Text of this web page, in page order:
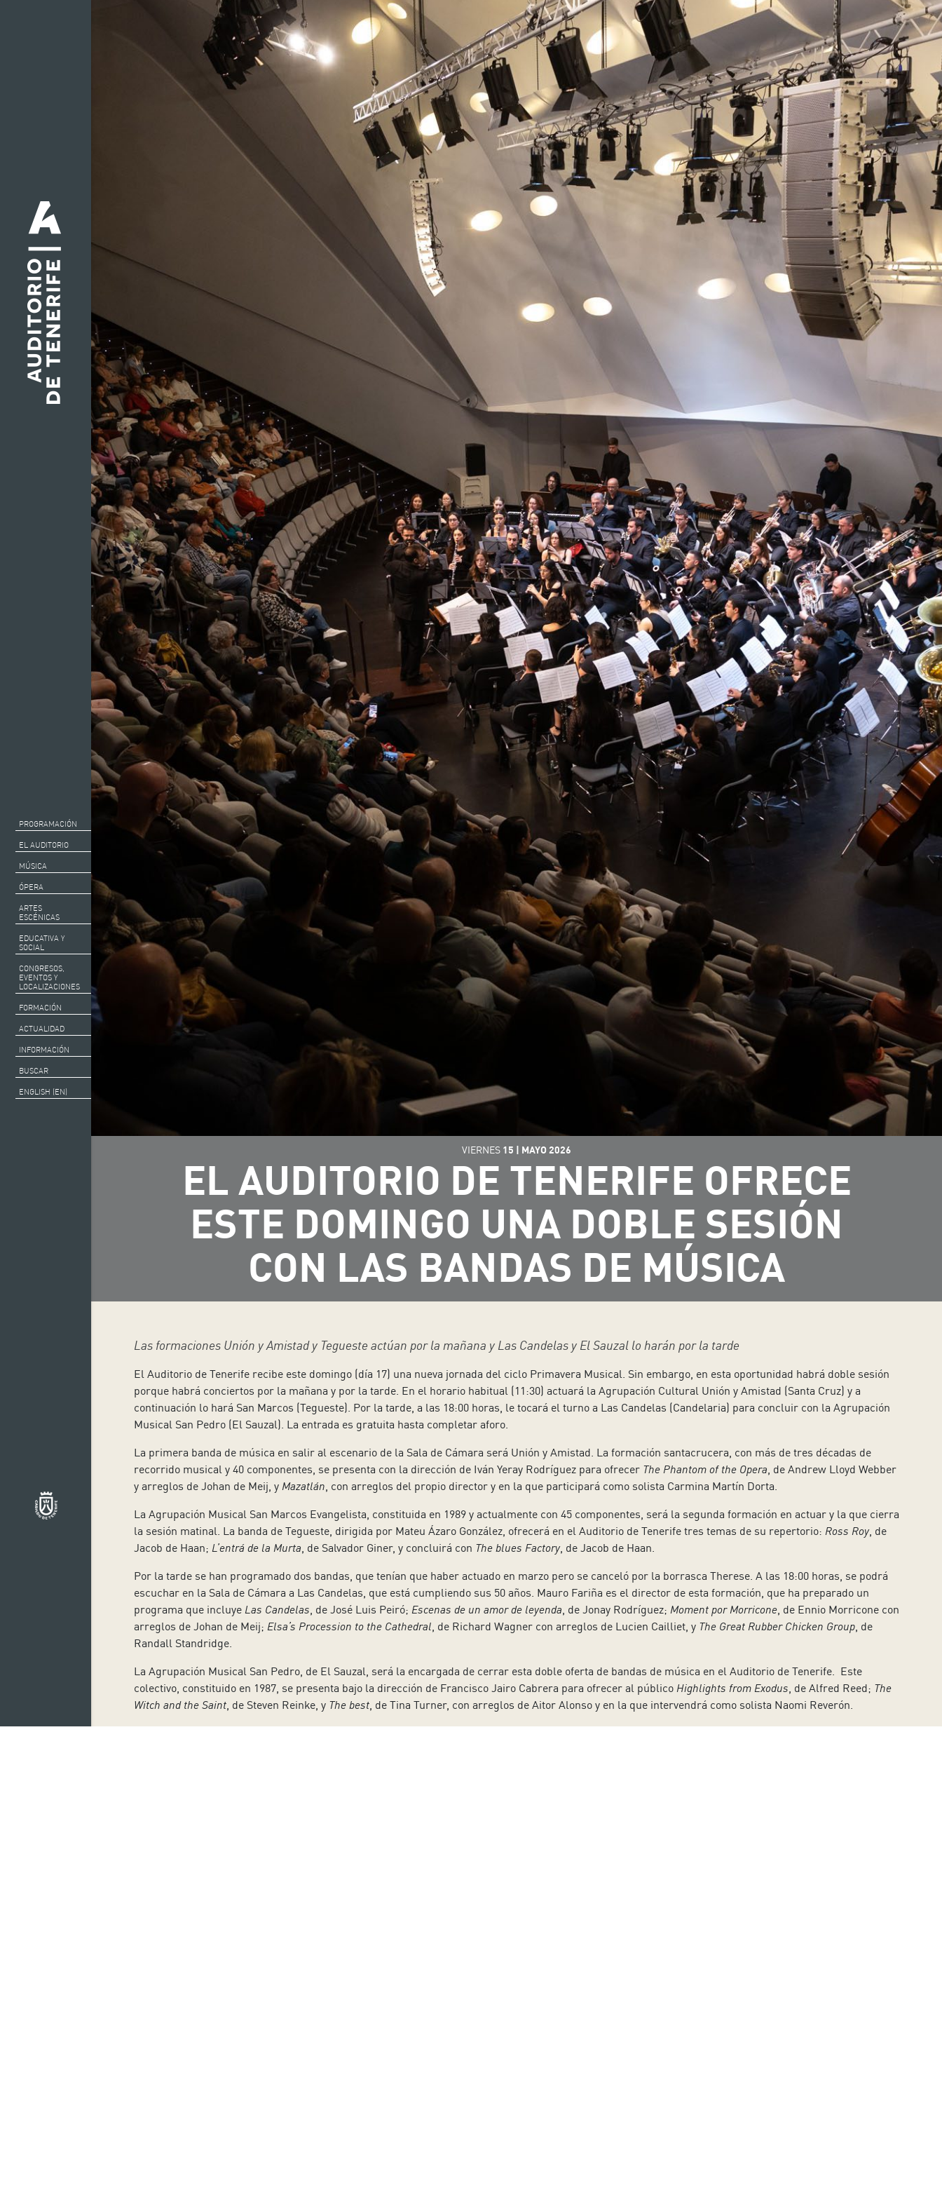
PROGRAMACIÓN
EL AUDITORIO
MÚSICA
ÓPERA
ARTES
ESCÉNICAS
EDUCATIVA Y
SOCIAL
CONGRESOS,
EVENTOS Y
LOCALIZACIONES
FORMACIÓN
ACTUALIDAD
INFORMACIÓN
BUSCAR
ENGLISH (EN)
VIERNES 15 | MAYO 2026
EL AUDITORIO DE TENERIFE OFRECE
ESTE DOMINGO UNA DOBLE SESIÓN
CON LAS BANDAS DE MÚSICA
Las formaciones Unión y Amistad y Tegueste actúan por la mañana y Las Candelas y El Sauzal lo harán por la tarde
El Auditorio de Tenerife recibe este domingo (día 17) una nueva jornada del ciclo Primavera Musical. Sin embargo, en esta oportunidad habrá doble sesión
porque habrá conciertos por la mañana y por la tarde. En el horario habitual (11:30) actuará la Agrupación Cultural Unión y Amistad (Santa Cruz) y a
continuación lo hará San Marcos (Tegueste). Por la tarde, a las 18:00 horas, le tocará el turno a Las Candelas (Candelaria) para concluir con la Agrupación
Musical San Pedro (El Sauzal). La entrada es gratuita hasta completar aforo.
La primera banda de música en salir al escenario de la Sala de Cámara será Unión y Amistad. La formación santacrucera, con más de tres décadas de
recorrido musical y 40 componentes, se presenta con la dirección de Iván Yeray Rodríguez para ofrecer The Phantom of the Opera , de Andrew Lloyd Webber
y arreglos de Johan de Meij, y Mazatlán , con arreglos del propio director y en la que participará como solista Carmina Martín Dorta.
La Agrupación Musical San Marcos Evangelista, constituida en 1989 y actualmente con 45 componentes, será la segunda formación en actuar y la que cierra
la sesión matinal. La banda de Tegueste, dirigida por Mateu Ázaro González, ofrecerá en el Auditorio de Tenerife tres temas de su repertorio: Ross Roy, de
Jacob de Haan; L’entrá de la Murta , de Salvador Giner, y concluirá con The blues Factory, de Jacob de Haan.
Por la tarde se han programado dos bandas, que tenían que haber actuado en marzo pero se canceló por la borrasca Therese. A las 18:00 horas, se podrá
escuchar en la Sala de Cámara a Las Candelas, que está cumpliendo sus 50 años. Mauro Fariña es el director de esta formación, que ha preparado un
programa que incluye Las Candelas , de José Luis Peiró; Escenas de un amor de leyenda , de Jonay Rodríguez; Moment por Morricone, de Ennio Morricone con
arreglos de Johan de Meij; Elsa’s Procession to the Cathedral , de Richard Wagner con arreglos de Lucien Cailliet, y The Great Rubber Chicken Group, de
Randall Standridge.
La Agrupación Musical San Pedro, de El Sauzal, será la encargada de cerrar esta doble oferta de bandas de música en el Auditorio de Tenerife. Este
colectivo, constituido en 1987, se presenta bajo la dirección de Francisco Jairo Cabrera para ofrecer al público Highlights from Exodus , de Alfred Reed; The
Witch and the Saint, de Steven Reinke, y The best, de Tina Turner, con arreglos de Aitor Alonso y en la que intervendrá como solista Naomi Reverón.